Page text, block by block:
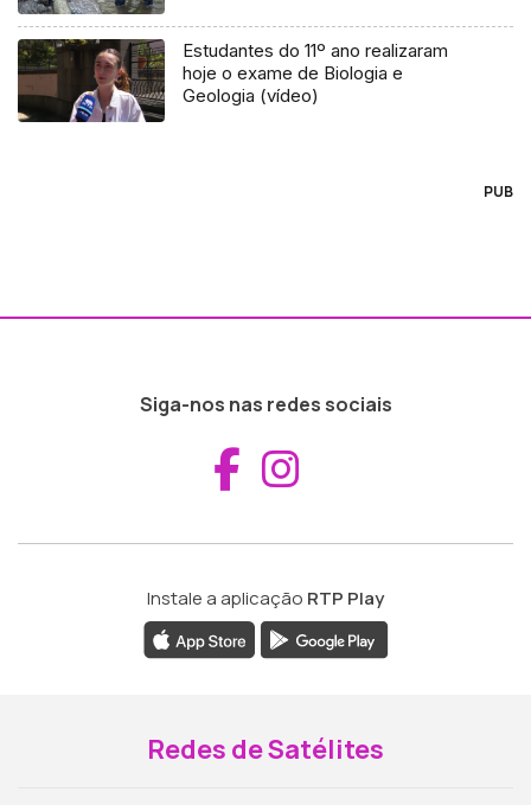
Estudantes do 11º ano realizaram
hoje o exame de Biologia e
Geologia (vídeo)
PUB
Siga-nos nas redes sociais
Aceder ao
Instale a aplicação RTP Play
Redes de Satélites